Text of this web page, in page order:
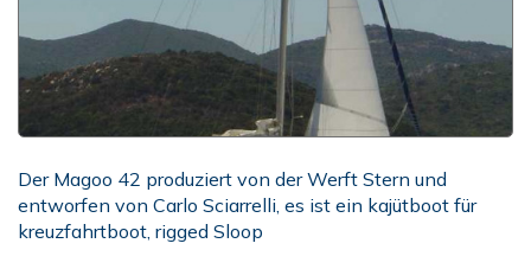
Der Magoo 42 produziert von der Werft Stern und
entworfen von Carlo Sciarrelli, es ist ein kajütboot für
kreuzfahrtboot, rigged Sloop